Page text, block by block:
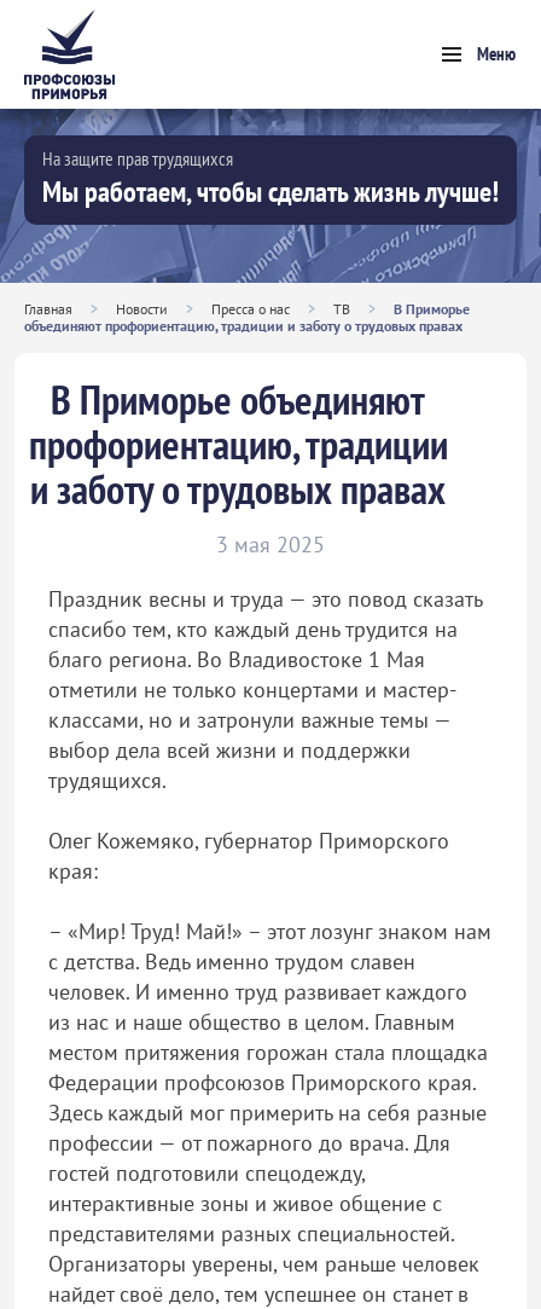
Меню
На защите прав трудящихся
Мы работаем, чтобы сделать жизнь лучше!
Главная > Новости > Пресса о нас > ТВ >
В Приморье
объединяют профориентацию, традиции и заботу о трудовых правах
В Приморье объединяют
профориентацию, традиции
и заботу о трудовых правах
3 мая 2025
Праздник весны и труда — это повод сказать
спасибо тем, кто каждый день трудится на
благо региона. Во Владивостоке 1 Мая
отметили не только концертами и мастер-
классами, но и затронули важные темы —
выбор дела всей жизни и поддержки
трудящихся.
Олег Кожемяко, губернатор Приморского
края:
– «Мир! Труд! Май!» – этот лозунг знаком нам
с детства. Ведь именно трудом славен
человек. И именно труд развивает каждого
из нас и наше общество в целом. Главным
местом притяжения горожан стала площадка
Федерации профсоюзов Приморского края.
Здесь каждый мог примерить на себя разные
профессии — от пожарного до врача. Для
гостей подготовили спецодежду,
интерактивные зоны и живое общение с
представителями разных специальностей.
Организаторы уверены, чем раньше человек
найдет своё дело, тем успешнее он станет в